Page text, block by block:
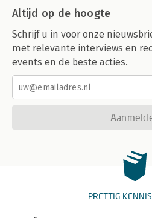
Altijd op de hoogte
Schrijf u in voor onze
met relevante interviews en
events en de beste acties.
PRETTIG